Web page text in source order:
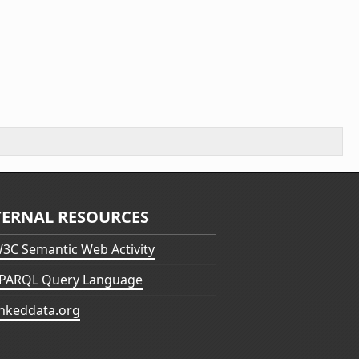
RESOURCES
Semantic Web Activity
Query Language